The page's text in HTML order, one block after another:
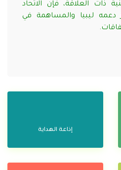
ذات العلاقة، فإن الاتحاد
دعمه ليبيا والمساهمة في
إذاعة الهداية